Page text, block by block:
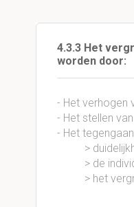
4.3.3 Het
worden door:
- Het verhogen
- Het stellen
- Het
>
> de
> het